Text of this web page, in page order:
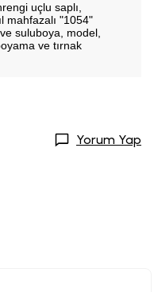
uçlu saplı,
mahfazalı "1054"
suluboya, model,
ve tırnak
Yorum Yap